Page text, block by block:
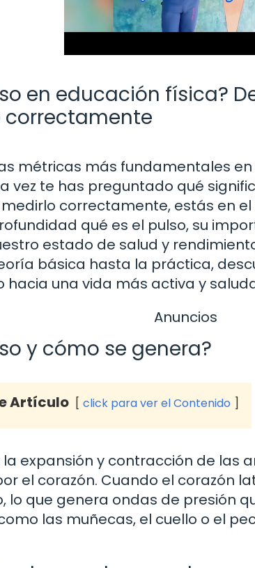
en educación física?
métricas más fundamentales
vez te has preguntado qué
correctamente, estás en
qué es el pulso, su
estado de salud y
básica hasta la práctica,
hacia una vida más activa y
Anuncios
y cómo se genera?
Artículo click para ver el Contenido
la expansión y contracción de las
el corazón. Cuando el corazón
lo que genera ondas de presión
las muñecas, el cuello o el